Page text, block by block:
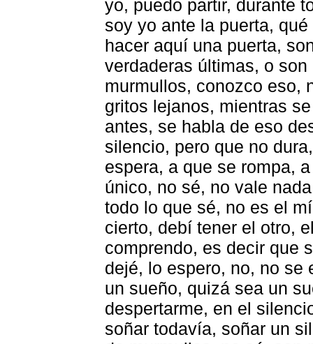
yo, puedo partir, durante
soy yo ante la puerta,
hacer aquí una puerta,
verdaderas últimas, o
murmullos, conozco eso,
gritos lejanos, mientras
antes, se habla de eso
silencio, pero que no
espera, a que se rompa,
único, no sé, no vale
todo lo que sé, no es el
cierto, debí tener el otro,
comprendo, es decir que
dejé, lo espero, no, no se
un sueño, quizá sea un
despertarme, en el
soñar todavía, soñar un